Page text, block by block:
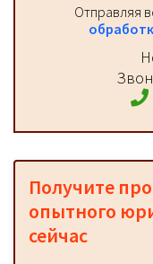
Отправляя
Получите
опытного
сейчас